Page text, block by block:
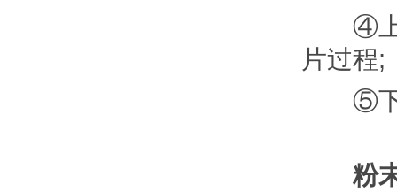
④上冲
片过程;
⑤下冲
粉